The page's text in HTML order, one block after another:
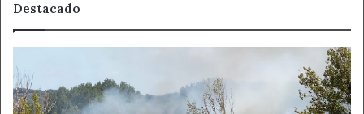
Destacado
incendio
en
un